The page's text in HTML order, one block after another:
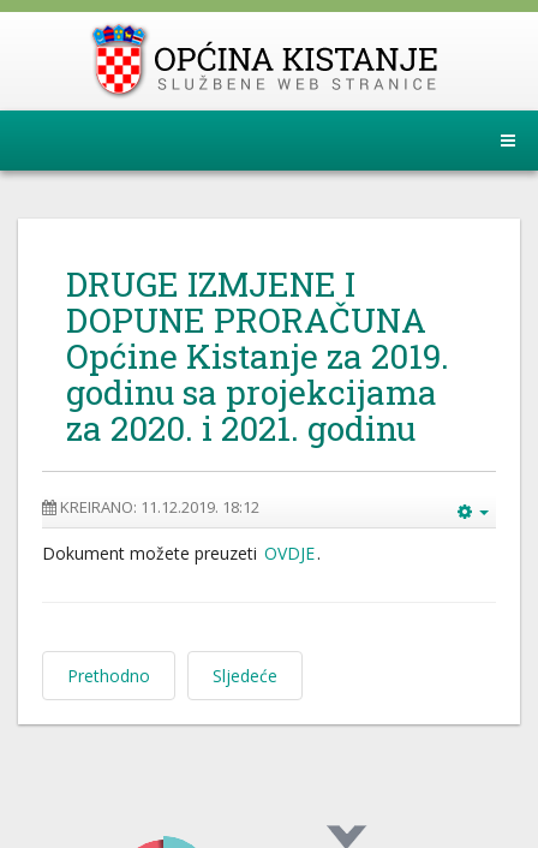
DRUGE IZMJENE I
DOPUNE PRORAČUNA
Općine Kistanje za 2019.
godinu sa projekcijama
za 2020. i 2021. godinu
KREIRANO: 11.12.2019. 18:12
Dokument možete preuzeti OVDJE.
Prethodno Sljedeće